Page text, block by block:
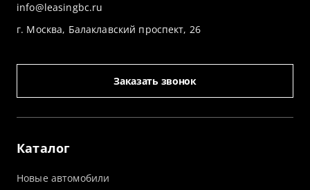
Каталог
Новые автомобили
info@leasingbc.ru
г. Москва, Балаклавский проспект, 26
Заказать звонок